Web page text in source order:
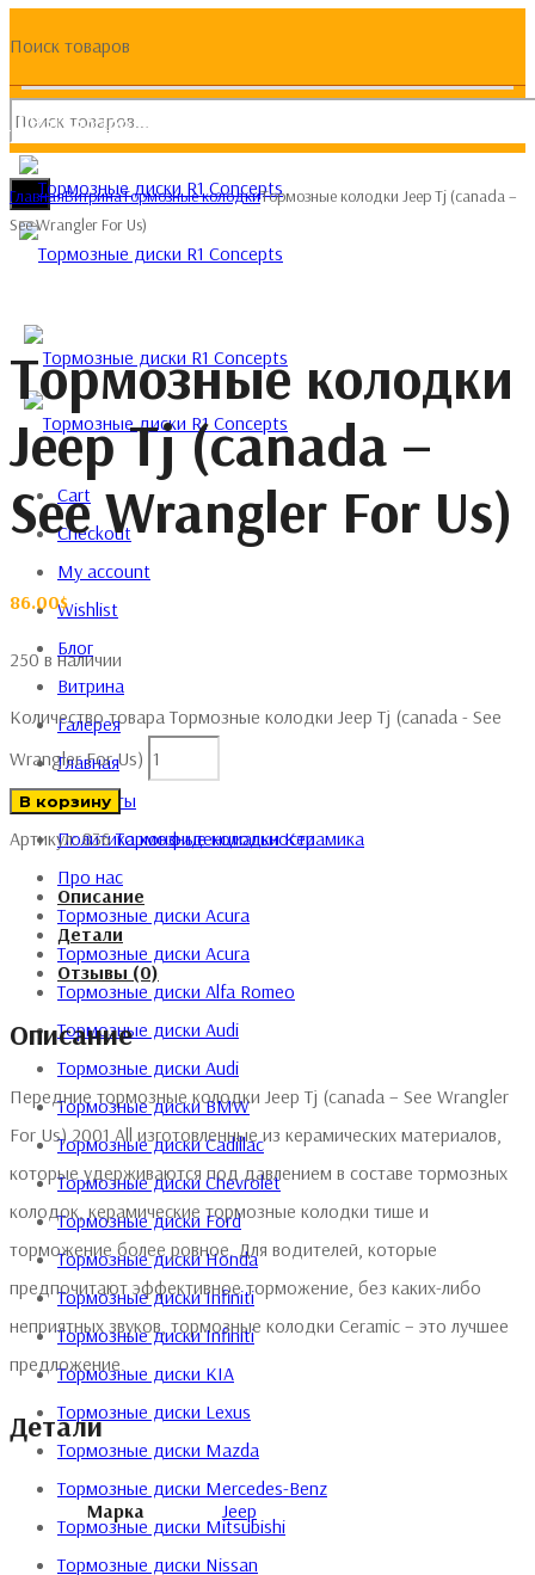
Поиск товаров
(093) 133 133 4
Cart
Checkout
My account
Wishlist
Блог
Витрина
Галерея
Главная
Контакты
Политика конфиденциальности
Про нас
Тормозные диски Acura
Тормозные диски Acura
Тормозные диски Alfa Romeo
Тормозные диски Audi
Тормозные диски Audi
Тормозные диски BMW
Тормозные диски Cadillac
Тормозные диски Chevrolet
Тормозные диски Ford
Тормозные диски Honda
Тормозные диски Infiniti
Тормозные диски Infiniti
Тормозные диски KIA
Тормозные диски Lexus
Тормозные диски Mazda
Тормозные диски Mercedes-Benz
Тормозные диски Mitsubishi
Тормозные диски Nissan
ГлавнаяВитринаТормозные колодкиТормозные колодки Jeep Tj (canada –
See Wrangler For Us)
Тормозные колодки
Jeep Tj (canada –
See Wrangler For Us)
86.00$
250 в наличии
Количество товара Тормозные колодки Jeep Tj (canada - See
Wrangler For Us)
В корзину
Артикул:836 Тормозные колодки Керамика
Описание
Детали
Отзывы (0)
Описание
Передние тормозные колодки Jeep Tj (canada – See Wrangler
For Us) 2001 All изготовленные из керамических материалов,
которые удерживаются под давлением в составе тормозных
колодок, керамические тормозные колодки тише и
торможение более ровное. Для водителей, которые
предпочитают эффективное торможение, без каких-либо
неприятных звуков, тормозные колодки Ceramic – это лучшее
предложение.
Детали
Марка Jeep